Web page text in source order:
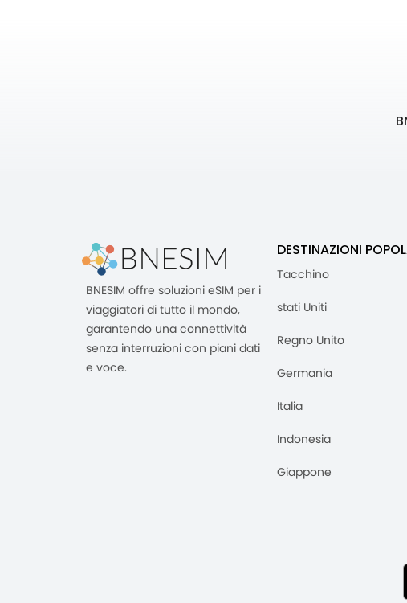
BNESIM offre soluzioni eSIM per i
viaggiatori di tutto il mondo,
garantendo una connettività
senza interruzioni con piani dati
e voce.
DESTINAZIONI
Tacchino
stati Uniti
Regno Unito
Germania
Italia
Indonesia
Giappone